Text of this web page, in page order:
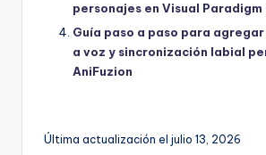
personajes en Visual Paradigm
Guía paso a paso para
a voz y sincronización labial
AniFuzion
Última actualización el julio 13, 2026